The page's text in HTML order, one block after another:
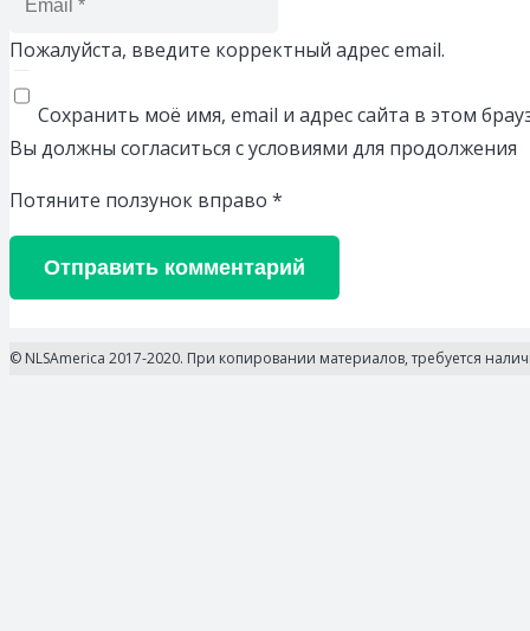
Пожалуйста, введите корректный адрес email.
Сохранить моё имя, email и адрес сайта в этом
Вы должны согласиться с условиями для продолжения
Потяните ползунок вправо *
Отправить комментарий
© NLSAmerica 2017-2020. При копировании материалов, требуется